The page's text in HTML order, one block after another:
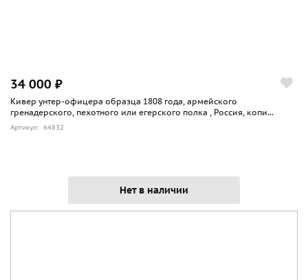
34 000 ₽
Кивер унтер-офицера образца 1808 года, армейского
гренадерского, пехотного или егерского полка , Россия, копи...
Артикул: 64832
Нет в наличии